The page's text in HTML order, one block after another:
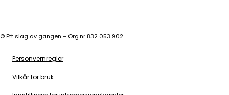
©Ett slag av gangen – Org.nr 832 053 902
Personvernregler
Vilkår for bruk